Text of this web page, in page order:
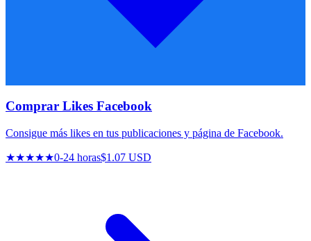
Comprar Likes Facebook
Consigue más likes en tus publicaciones y página de Facebook.
★★★★★0-24 horas$1.07 USD